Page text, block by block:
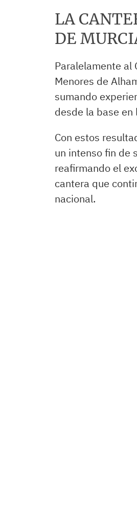
LA
DE
Paralelamente al
Menores de
sumando
desde la base en
Con estos
un intenso fin de
reafirmando el
cantera que
nacional.